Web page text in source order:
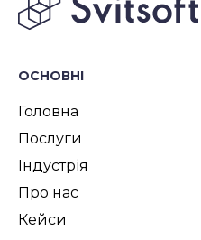
ОСНОВНІ
Головна
Послуги
Індустрія
Про нас
Кейси